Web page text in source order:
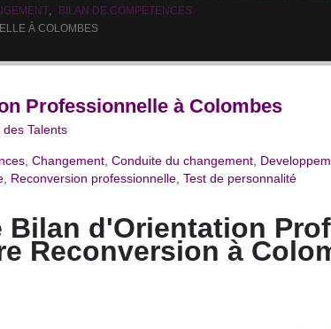
BILAN DE COMPÉTENCES
À COLOMBES
Professionnelle à Colombes
Talents
,Changement ,Conduite du changement
Reconversion professionnelle Test de personnalité
Bilan d'Orientation
Reconversion à